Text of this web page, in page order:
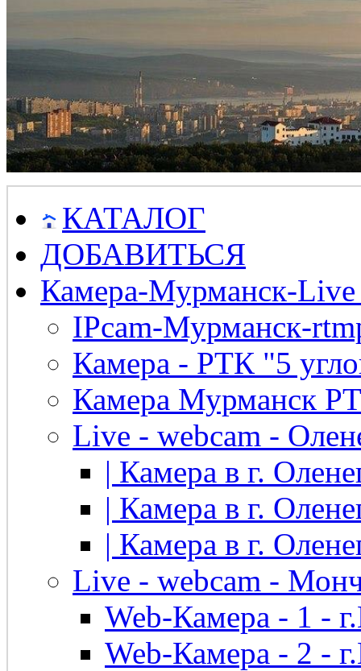
КАТАЛОГ
ДОБАВИТЬСЯ
Камера-Мурманск-
IPcam-Мурманск-
Камера - РТК "5
Камера Мурманск
Live - webcam -
| Камера в г.
| Камера в г.
| Камера в г.
Live - webcam -
Web-Камера - 1 -
Web-Камера - 2 -